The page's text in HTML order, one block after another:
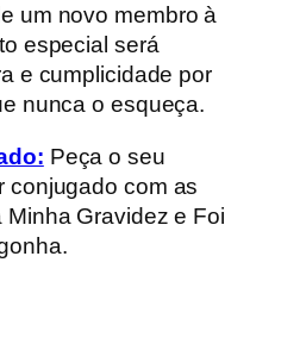
um novo membro à
especial será
e cumplicidade por
nunca o esqueça.
Peça o seu
conjugado com as
Gravidez e Foi